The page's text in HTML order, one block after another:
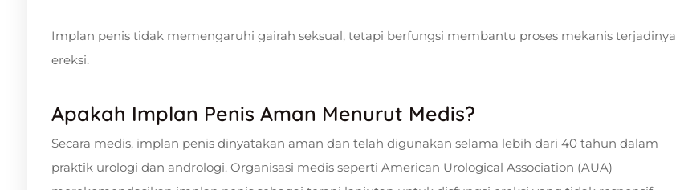
Implan penis tidak memengaruhi gairah seksual, tetapi berfungsi membantu proses mekanis terjadinya
ereksi.
Apakah Implan Penis Aman Menurut Medis?
Secara medis, implan penis dinyatakan aman dan telah digunakan selama lebih dari 40 tahun dalam
praktik urologi dan andrologi. Organisasi medis seperti American Urological Association (AUA)